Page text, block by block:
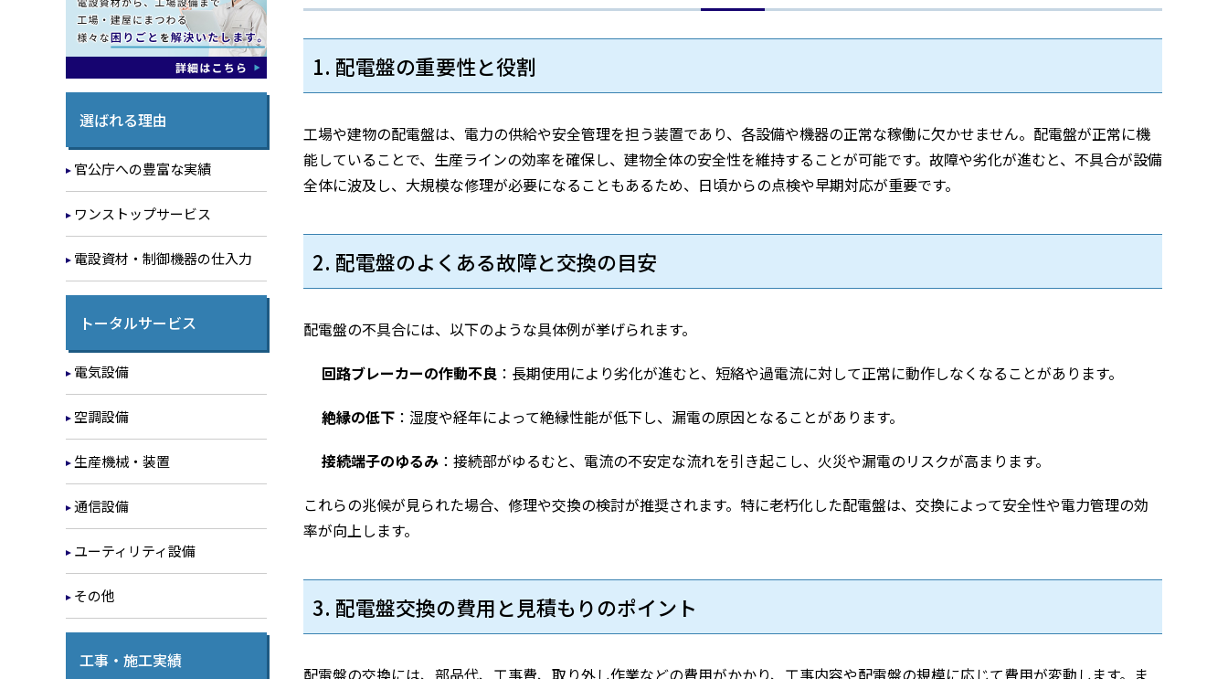
1. 配電盤の重要性と役割
工場や建物の配電盤は、電力の供給や安全管理を担う装置であり、各設備や機器の正常な稼働に欠かせません。配電盤が正常に機
能していることで、生産ラインの効率を確保し、建物全体の安全性を維持することが可能です。故障や劣化が進むと、不具合が設備
全体に波及し、大規模な修理が必要になることもあるため、日頃からの点検や早期対応が重要です。
2. 配電盤のよくある故障と交換の目安
配電盤の不具合には、以下のような具体例が挙げられます。
回路ブレーカーの作動不良 ：長期使用により劣化が進むと、短絡や過電流に対して正常に動作しなくなることがあります。
絶縁の低下 ：湿度や経年によって絶縁性能が低下し、漏電の原因となることがあります。
接続端子のゆるみ ：接続部がゆるむと、電流の不安定な流れを引き起こし、火災や漏電のリスクが高まります。
これらの兆候が見られた場合、修理や交換の検討が推奨されます。特に老朽化した配電盤は、交換によって安全性や電力管理の効
率が向上します。
3. 配電盤交換の費用と見積もりのポイント
配電盤の交換には、部品代、工事費、取り外し作業などの費用がかかり、工事内容や配電盤の規模に応じて費用が変動します。ま
選ばれる理由
官公庁への豊富な実績
ワンストップサービス
電設資材・制御機器の仕入力
トータルサービス
電気設備
空調設備
生産機械・装置
通信設備
ユーティリティ設備
その他
工事・施工実績